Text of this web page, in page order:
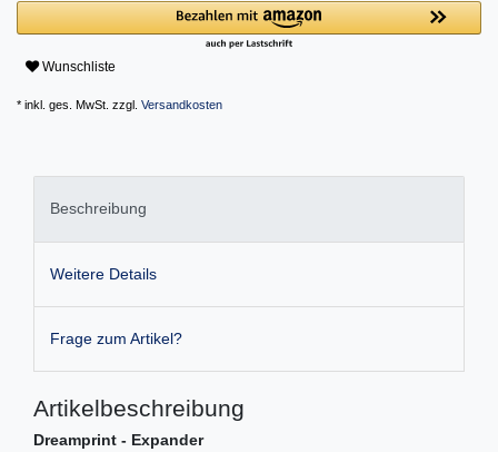
Wunschliste
* inkl. ges. MwSt. zzgl. Versandkosten
Beschreibung
Weitere Details
Frage zum Artikel?
Artikelbeschreibung
Dreamprint - Expander